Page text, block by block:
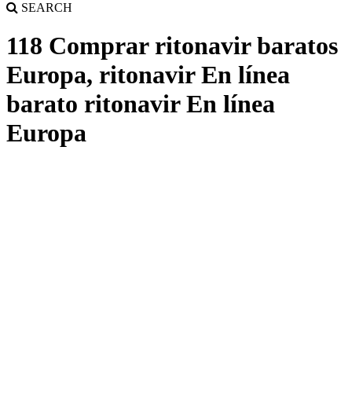
SEARCH
118 Comprar ritonavir baratos
Europa, ritonavir En línea
barato ritonavir En línea
Europa